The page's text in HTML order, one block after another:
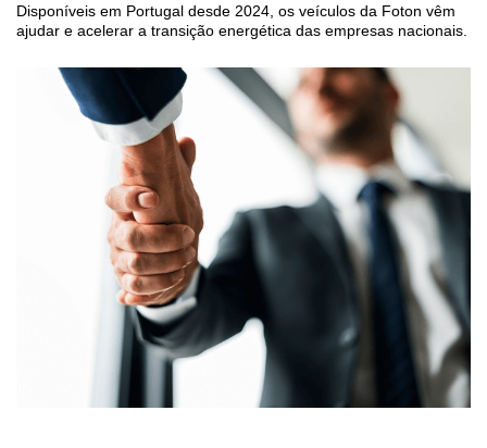
Disponíveis em Portugal desde 2024, os veículos da Foton vêm
ajudar e acelerar a transição energética das empresas nacionais.